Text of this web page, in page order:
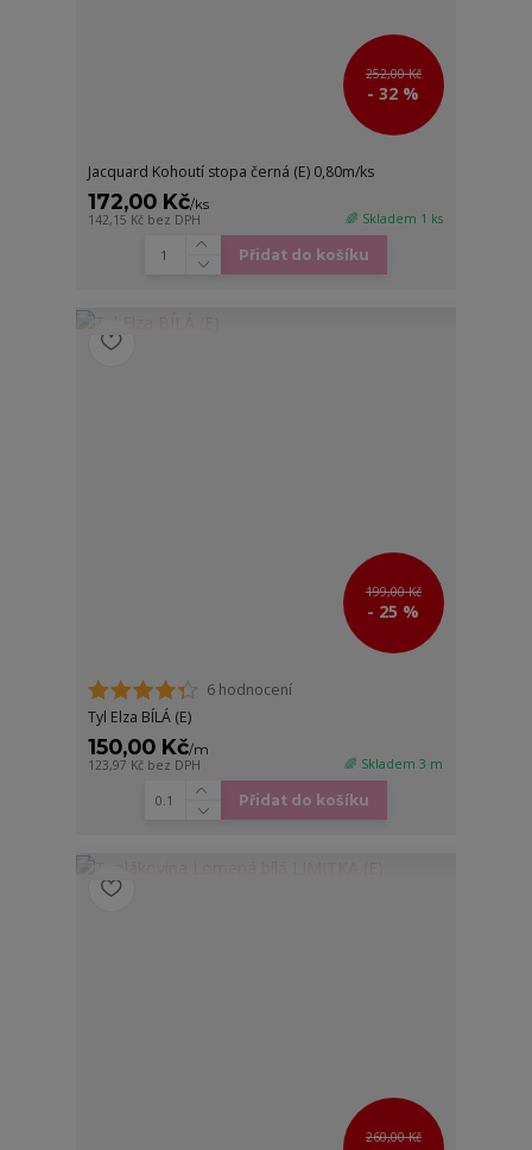
252,00 Kč
- 32 %
Jacquard Kohoutí stopa černá (E) 0,80m/ks
172,00 Kč/ks
142,15 Kč bez DPH 🌈 Skladem 1 ks
Přidat do košíku
199,00 Kč
- 25 %
6 hodnocení
Tyl Elza BÍLÁ (E)
150,00 Kč/m
123,97 Kč bez DPH 🌈 Skladem 3 m
Přidat do košíku
260,00 Kč